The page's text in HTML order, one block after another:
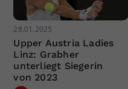
28.01.2025
Upper Austria Ladies
Linz: Grabher
unterliegt Siegerin
von 2023